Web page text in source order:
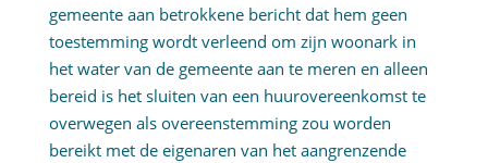
gemeente aan betrokkene bericht dat hem geen
toestemming wordt verleend om zijn woonark in
het water van de gemeente aan te meren en alleen
bereid is het sluiten van een huurovereenkomst te
overwegen als overeenstemming zou worden
bereikt met de eigenaren van het aangrenzende